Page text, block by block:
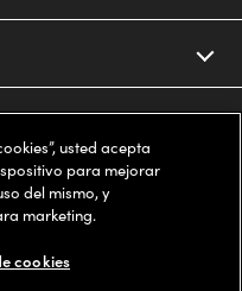
or Cash App Afterpay.
usted acepta
para mejorar
del mismo, y
marketing.
cookies